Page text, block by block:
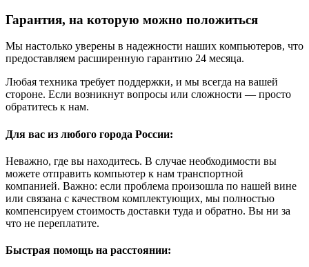
Гарантия, на которую можно положиться
Мы настолько уверены в надежности наших компьютеров, что
предоставляем расширенную гарантию 24 месяца.
Любая техника требует поддержки, и мы всегда на вашей
стороне. Если возникнут вопросы или сложности — просто
обратитесь к нам.
Для вас из любого города России:
Неважно, где вы находитесь. В случае необходимости вы
можете отправить компьютер к нам транспортной
компанией. Важно: если проблема произошла по нашей вине
или связана с качеством комплектующих, мы полностью
компенсируем стоимость доставки туда и обратно. Вы ни за
что не переплатите.
Быстрая помощь на расстоянии: